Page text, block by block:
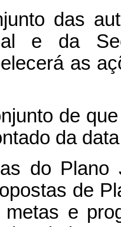
das
e da
as
de
da
do Plano
de
metas e